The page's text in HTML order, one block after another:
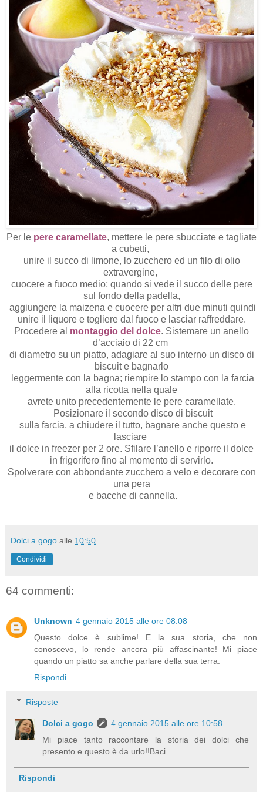
Per le pere caramellate, mettere le pere sbucciate e tagliate
a cubetti,
unire il succo di limone, lo zucchero ed un filo di olio
extravergine,
cuocere a fuoco medio; quando si vede il succo delle pere
sul fondo della padella,
aggiungere la maizena e cuocere per altri due minuti quindi
unire il liquore e togliere dal fuoco e lasciar raffreddare.
Procedere al montaggio del dolce. Sistemare un anello
d’acciaio di 22 cm
di diametro su un piatto, adagiare al suo interno un disco di
biscuit e bagnarlo
leggermente con la bagna; riempire lo stampo con la farcia
alla ricotta nella quale
avrete unito precedentemente le pere caramellate.
Posizionare il secondo disco di biscuit
sulla farcia, a chiudere il tutto, bagnare anche questo e
lasciare
il dolce in freezer per 2 ore. Sfilare l’anello e riporre il dolce
in frigorifero fino al momento di servirlo.
Spolverare con abbondante zucchero a velo e decorare con
una pera
e bacche di cannella.
Dolci a gogo alle 10:50
Condividi
64 commenti:
Unknown 4 gennaio 2015 alle ore 08:08
Questo dolce è sublime! E la sua storia, che non
conoscevo, lo rende ancora più affascinante! Mi piace
quando un piatto sa anche parlare della sua terra.
Rispondi
Risposte
Dolci a gogo
4 gennaio 2015 alle ore 10:58
Mi piace tanto raccontare la storia dei dolci che
presento e questo è da urlo!!Baci
Rispondi